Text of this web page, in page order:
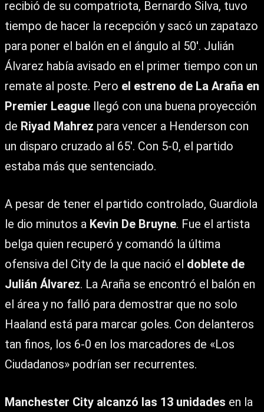
recibió de su compatriota, Bernardo Silva, tuvo
tiempo de hacer la recepción y sacó un zapatazo
para poner el balón en el ángulo al 50′. Julián
Álvarez había avisado en el primer tiempo con un
remate al poste. Pero el estreno de La Araña en
Premier League llegó con una buena proyección
de Riyad Mahrez para vencer a Henderson con
un disparo cruzado al 65′. Con 5-0, el partido
estaba más que sentenciado.
A pesar de tener el partido controlado, Guardiola
le dio minutos a Kevin De Bruyne. Fue el artista
belga quien recuperó y comandó la última
ofensiva del City de la que nació el doblete de
Julián Álvarez. La Araña se encontró el balón en
el área y no falló para demostrar que no solo
Haaland está para marcar goles. Con delanteros
tan finos, los 6-0 en los marcadores de «Los
Ciudadanos» podrían ser recurrentes.
Manchester City alcanzó las 13 unidades en la